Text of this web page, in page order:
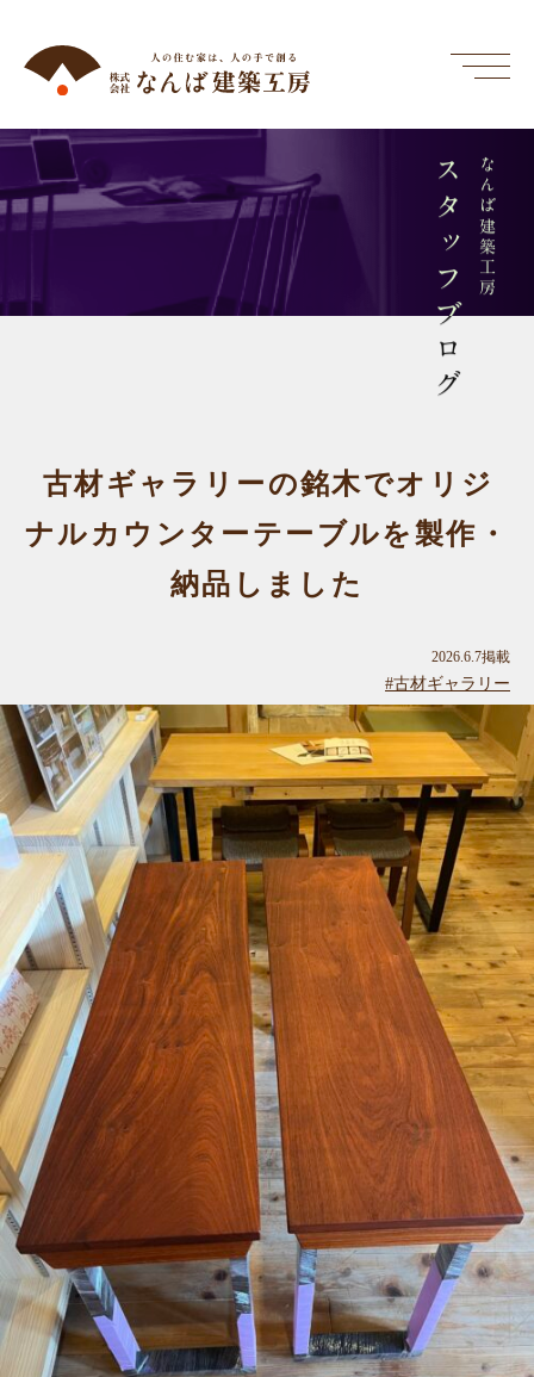
なんば建築工房
スタッフブログ
古材ギャラリーの銘木でオリジ
ナルカウンターテーブルを製作・
納品しました
2026.6.7掲載
#古材ギャラリー